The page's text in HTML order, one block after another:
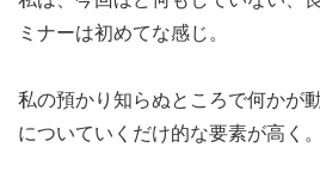
ミナーは初めてな感じ。
私の預かり知らぬところで何かが
についていくだけ的な要素が高く。